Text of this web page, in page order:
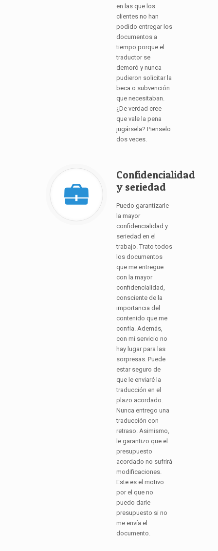
en las que los
clientes no han
podido entregar los
documentos a
tiempo porque el
traductor se
demoró y nunca
pudieron solicitar la
beca o subvención
que necesitaban.
¿De verdad cree
que vale la pena
jugársela? Pienselo
dos veces.
Confidencialidad
y seriedad
Puedo garantizarle
la mayor
confidencialidad y
seriedad en el
trabajo. Trato todos
los documentos
que me entregue
con la mayor
confidencialidad,
consciente de la
importancia del
contenido que me
confía. Además,
con mi servicio no
hay lugar para las
sorpresas. Puede
estar seguro de
que le enviaré la
traducción en el
plazo acordado.
Nunca entrego una
traducción con
retraso. Asimismo,
le garantizo que el
presupuesto
acordado no sufrirá
modificaciones.
Este es el motivo
por el que no
puedo darle
presupuesto si no
me envía el
documento.